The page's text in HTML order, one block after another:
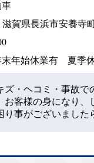
車
滋賀県長浜市安養寺
年始休業有 夏季
ズ・ヘコミ・事故で
お客様の身になり、
り事がございました